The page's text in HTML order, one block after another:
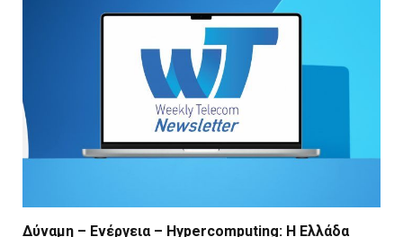
Δύναμη – Ενέργεια – Ηypercomputing: Η Ελλάδα